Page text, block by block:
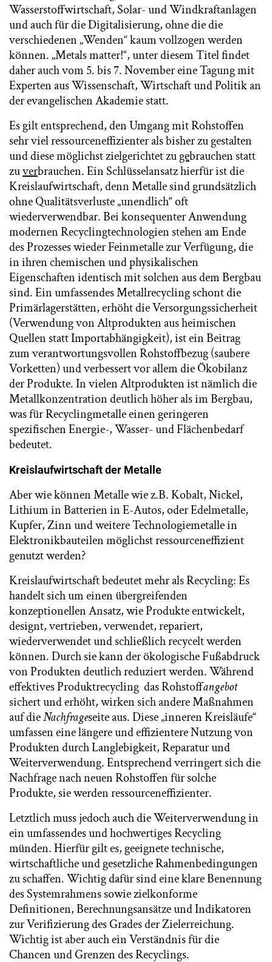
Wasserstoffwirtschaft, Solar- und Windkraftanlagen
und auch für die Digitalisierung, ohne die die
verschiedenen „Wenden“ kaum vollzogen werden
können. „Metals matter!“, unter diesem Titel findet
daher auch vom 5. bis 7. November eine Tagung mit
Experten aus Wissenschaft, Wirtschaft und Politik an
der evangelischen Akademie statt.
Es gilt entsprechend, den Umgang mit Rohstoffen
sehr viel ressourceneffizienter als bisher zu gestalten
und diese möglichst zielgerichtet zugebrauchen statt
zuverbrauchen. Ein Schlüsselansatz hierfür ist die
Kreislaufwirtschaft, denn Metalle sind grundsätzlich
ohne Qualitätsverluste „unendlich“ oft
wiederverwendbar. Bei konsequenter Anwendung
modernen Recyclingtechnologien stehen am Ende
des Prozesses wieder Feinmetalle zur Verfügung, die
in ihren chemischen und physikalischen
Eigenschaften identisch mit solchen aus dem Bergbau
sind. Ein umfassendes Metallrecycling schont die
Primärlagerstätten, erhöht die Versorgungssicherheit
(Verwendung von Altprodukten aus heimischen
Quellen statt Importabhängigkeit), ist ein Beitrag
zum verantwortungsvollen Rohstoffbezug (saubere
Vorketten) und verbessert vor allem die Ökobilanz
der Produkte. In vielen Altprodukten ist nämlich die
Metallkonzentration deutlich höher als im Bergbau,
was für Recyclingmetalle einen geringeren
spezifischen Energie-, Wasser- und Flächenbedarf
bedeutet.
Kreislaufwirtschaft der Metalle
Aber wie können Metalle wie z.B. Kobalt, Nickel,
Lithium in Batterien in E-Autos, oder Edelmetalle,
Kupfer, Zinn und weitere Technologiemetalle in
Elektronikbauteilen möglichst ressourceneffizient
genutzt werden?
Kreislaufwirtschaft bedeutet mehr als Recycling: Es
handelt sich um einen übergreifenden
konzeptionellen Ansatz, wie Produkte entwickelt,
designt, vertrieben, verwendet, repariert,
wiederverwendet und schließlich recycelt werden
können. Durch sie kann der ökologische Fußabdruck
von Produkten deutlich reduziert werden. Während
effektives Produktrecycling das Rohstoffangebot
sichert und erhöht, wirken sich andere Maßnahmen
auf dieNachfrageseite aus. Diese „inneren Kreisläufe“
umfassen eine längere und effizientere Nutzung von
Produkten durch Langlebigkeit, Reparatur und
Weiterverwendung. Entsprechend verringert sich die
Nachfrage nach neuen Rohstoffen für solche
Produkte, sie werden ressourceneffizienter.
Letztlich muss jedoch auch die Weiterverwendung in
ein umfassendes und hochwertiges Recycling
münden. Hierfür gilt es, geeignete technische,
wirtschaftliche und gesetzliche Rahmenbedingungen
zu schaffen. Wichtig dafür sind eine klare Benennung
des Systemrahmens sowie zielkonforme
Definitionen, Berechnungsansätze und Indikatoren
zur Verifizierung des Grades der Zielerreichung.
Wichtig ist aber auch ein Verständnis für die
Chancen und Grenzen des Recyclings.